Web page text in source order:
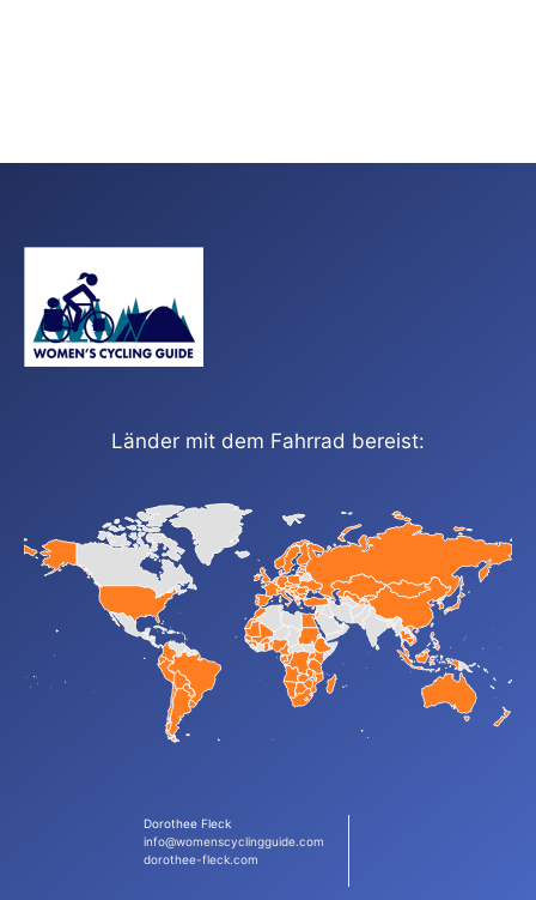
Länder mit dem Fahrrad bereist:
Dorothee Fleck
info@womenscyclingguide.com
dorothee-fleck.com